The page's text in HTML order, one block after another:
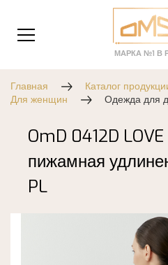
МАРКА №1 В
Главная
Каталог
Для женщин
Одежда для
OmD 0412D
пижамная
PL